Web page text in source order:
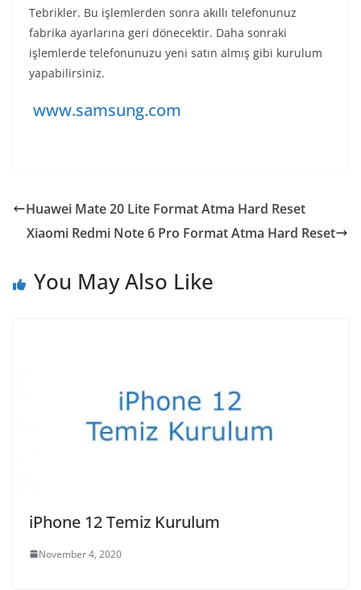
Tebrikler. Bu işlemlerden sonra akıllı telefonunuz
fabrika ayarlarına geri dönecektir. Daha sonraki
işlemlerde telefonunuzu yeni satın almış gibi kurulum
yapabilirsiniz.
www.samsung.com
Huawei Mate 20 Lite Format Atma Hard Reset
Xiaomi Redmi Note 6 Pro Format Atma Hard Reset
You May Also Like
iPhone 12 Temiz Kurulum
November 4, 2020